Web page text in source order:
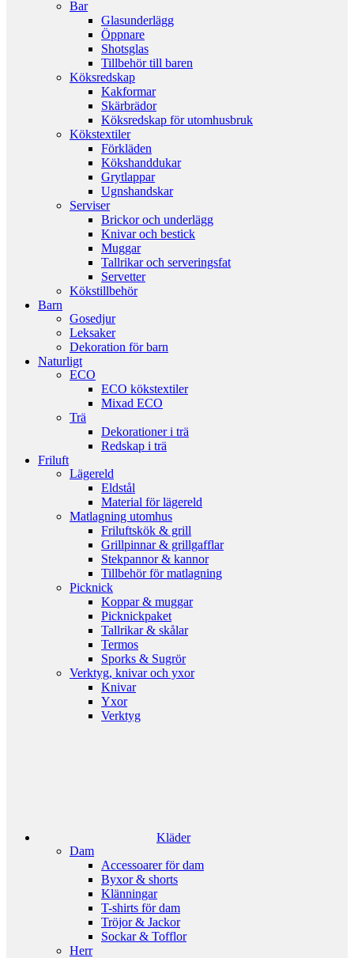
Bar
Glasunderlägg
Öppnare
Shotsglas
Tillbehör till baren
Köksredskap
Kakformar
Skärbrädor
Köksredskap för utomhusbruk
Kökstextiler
Förkläden
Kökshanddukar
Grytlappar
Ugnshandskar
Serviser
Brickor och underlägg
Knivar och bestick
Muggar
Tallrikar och serveringsfat
Servetter
Kökstillbehör
Barn
Gosedjur
Leksaker
Dekoration för barn
Naturligt
ECO
ECO kökstextiler
Mixad ECO
Trä
Dekorationer i trä
Redskap i trä
Friluft
Lägereld
Eldstål
Material för lägereld
Matlagning utomhus
Friluftskök & grill
Grillpinnar & grillgafflar
Stekpannor & kannor
Tillbehör för matlagning
Picknick
Koppar & muggar
Picknickpaket
Tallrikar & skålar
Termos
Sporks & Sugrör
Verktyg, knivar och yxor
Knivar
Yxor
Verktyg
Kläder
Dam
Accessoarer för dam
Byxor & shorts
Klänningar
T-shirts för dam
Tröjor & Jackor
Sockar & Tofflor
Herr